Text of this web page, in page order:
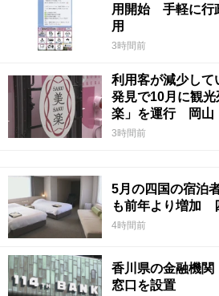
用開始 手軽に行
用
3時間前
利用客が減少し
発見で10月に観
楽」を運行 岡山
3時間前
5月の四国の宿泊
も前年より増加
4時間前
香川県の金融機
窓口を設置